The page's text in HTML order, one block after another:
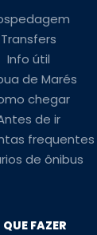
Transfers
Info útil
de Marés
chegar
de ir
frequentes
de ônibus
QUE FAZER